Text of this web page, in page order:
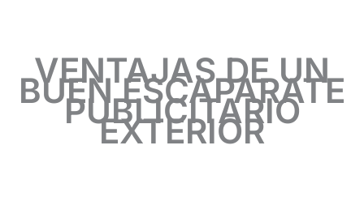
VENTAJAS DE UN
BUEN ESCAPARATE
PUBLICITARIO
EXTERIOR